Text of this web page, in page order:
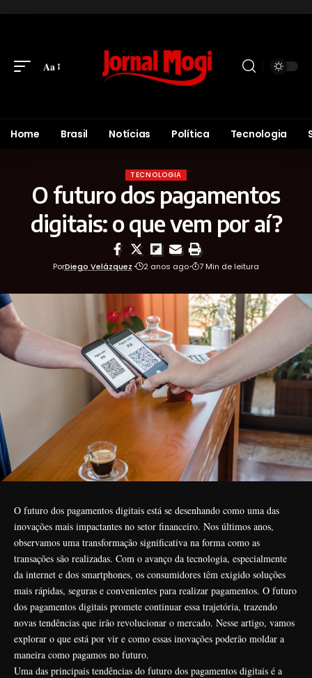
Aa
Home Brasil Notícias Política Tecnologia
TECNOLOGIA
O futuro dos pagamentos
digitais: o que vem por aí?
PorDiego Velázquez 2 anos ago 7 Min de leitura
O futuro dos pagamentos digitais está se desenhando como uma das
inovações mais impactantes no setor financeiro. Nos últimos anos,
observamos uma transformação significativa na forma como as
transações são realizadas. Com o avanço da tecnologia, especialmente
da internet e dos smartphones, os consumidores têm exigido soluções
mais rápidas, seguras e convenientes para realizar pagamentos. O futuro
dos pagamentos digitais promete continuar essa trajetória, trazendo
novas tendências que irão revolucionar o mercado. Nesse artigo, vamos
explorar o que está por vir e como essas inovações poderão moldar a
maneira como pagamos no futuro.
Uma das principais tendências do futuro dos pagamentos digitais é a